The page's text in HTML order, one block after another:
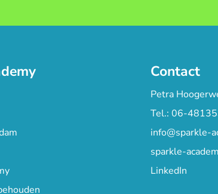
Contact
Petra
Tel.: 06-
info@sparkle-
sparkle-
LinkedIn